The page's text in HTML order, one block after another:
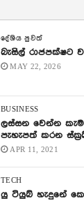
දේශිය පුවත්
බැසිල් රාජපක්ෂට
MAY 22, 2026
BUSINESS
ලස්සන වෙන්න
පැහැපත් කරන
APR 11, 2021
TECH
යු ටියුබ් හැදුනේ